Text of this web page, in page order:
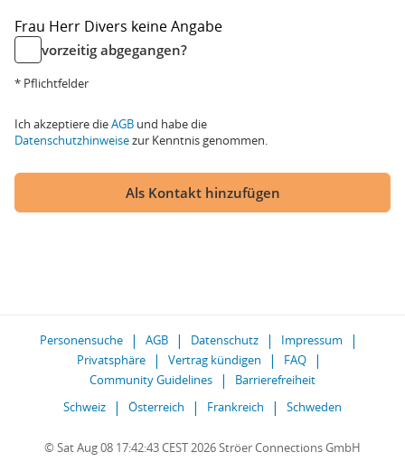
Frau Herr Divers keine Angabe
vorzeitig abgegangen?
* Pflichtfelder
Ich akzeptiere dieAGB und habe die
Datenschutzhinweisezur Kenntnis genommen.
Als Kontakt hinzufügen
Personensuche AGB Datenschutz
Impressum
Privatsphäre
Vertrag kündigen
FAQ
Community Guidelines
Barrierefreiheit
Schweiz
Österreich Frankreich Schweden
© Sat Aug 08 17:42:43 CEST 2026 Ströer Connections GmbH